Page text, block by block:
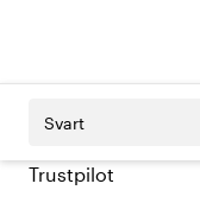
Svart
Trustpilot